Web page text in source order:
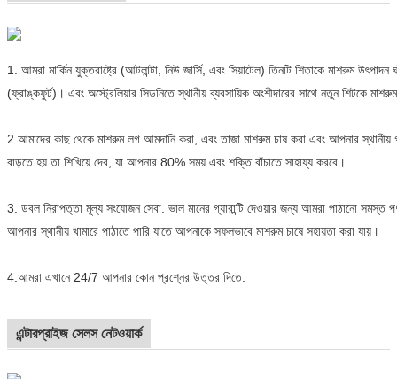
1.
আমরা মার্কিন যুক্তরাষ্ট্রে (আটলান্টা, নিউ জার্সি, এবং সিয়াটেল) তিনটি শিতাকে মাশরুম উৎপাদন
(ফ্রাঙ্কফুর্ট)। এবং অস্ট্রেলিয়ার সিডনিতে স্থানীয় ব্যবসায়িক অংশীদারের সাথে নতুন শিটকে
2. আমাদের কাছ থেকে মাশরুম লগ আমদানি করা, এবং তাজা মাশরুম চাষ করা এবং আপনার স্থানীয়
বাড়তে হয় তা শিখিয়ে দেব, যা আপনার 80% সময় এবং শক্তি বাঁচাতে সাহায্য করবে।
3. ডবল নিরাপত্তা মূল্য সংযোজন সেবা. ভাল মানের গ্যারান্টি দেওয়ার জন্য আমরা পাঠানো
আপনার স্থানীয় খামারে পাঠাতে পারি যাতে আপনাকে সফলভাবে মাশরুম চাষে সহায়তা করা যায়।
4. আমরা এখানে 24/7 আপনার কোন প্রশ্নের উত্তর দিতে.
এন্টারপ্রাইজ সেলস নেটওয়ার্ক